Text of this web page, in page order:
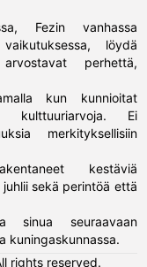
Fezin vanhassa
löydä
perhettä,
kun kunnioitat
kulttuuriarvoja. Ei
merkityksellisiin
kestäviä
sekä perintöä että
sinua seuraavaan
kuningaskunnassa.
rights reserved.